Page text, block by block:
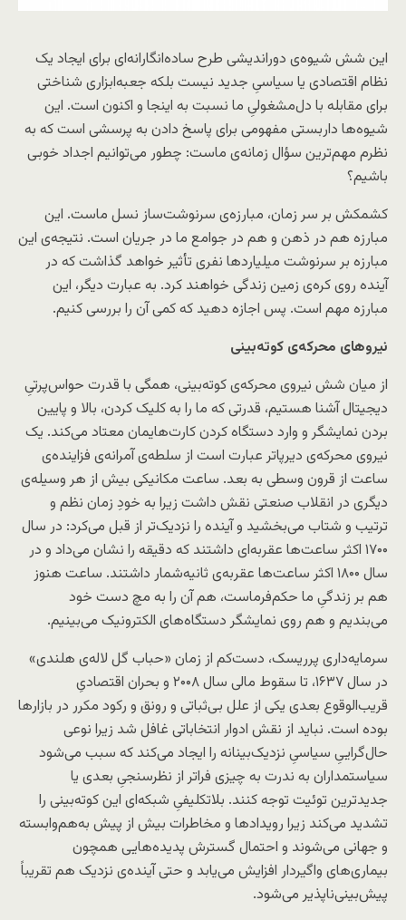
این شش شیوه‌ی دوراندیشی طرح ساده‌انگارانه‌ای برای ایجاد یک
نظام اقتصادی یا سیاسیِ جدید نیست بلکه جعبه‌ابزاری شناختی
برای مقابله با دل‌مشغولیِ ما نسبت به اینجا و اکنون‌ است. این
شیوه‌ها داربستی مفهومی برای پاسخ دادن به پرسشی است که به
نظرم مهم‌ترین سؤال زمانه‌ی ماست: چطور می‌توانیم اجداد خوبی
باشیم؟
کشمکش بر سر زمان، مبارزه‌ی سرنوشت‌ساز نسل ماست. این
مبارزه هم در ذهن و هم در جوامع ما در جریان است. نتیجه‌ی این
مبارزه بر سرنوشت میلیاردها نفری تأثیر خواهد گذاشت که در
آینده روی کره‌ی زمین زندگی خواهند کرد. به عبارت دیگر، این
مبارزه مهم است. پس اجازه دهید که کمی آن را بررسی کنیم.
نیروهای محرکه‌ی کوته‌بینی
از میان شش نیروی محرکه‌ی کوته‌بینی، همگی با قدرت حواس‌پرتیِ
دیجیتال آشنا هستیم، قدرتی که ما را به کلیک کردن، بالا و پایین
بردن نمایشگر و وارد دستگاه کردن کارت‌هایمان معتاد می‌کند. یک
نیروی محرکه‌ی دیرپاتر عبارت است از سلطه‌ی آمرانه‌ی فزاینده‌ی
ساعت از قرون وسطی به بعد. ساعت مکانیکی بیش از هر وسیله‌ی
دیگری در انقلاب صنعتی نقش داشت زیرا به خودِ زمان نظم و
ترتیب و شتاب می‌بخشید و آینده را نزدیک‌تر از قبل می‌کرد: در سال
۱۷۰۰ اکثر ساعت‌ها عقربه‌ای داشتند که دقیقه را نشان می‌داد و در
سال ۱۸۰۰ اکثر ساعت‌ها عقربه‌‌ی ثانیه‌شمار داشتند. ساعت هنوز
هم بر زندگیِ ما حکم‌فرماست، هم آن را به مچ دست خود
می‌بندیم و هم روی نمایشگر دستگاه‌های الکترونیک می‌بینیم.
سرمایه‌داری پرریسک، دست‌کم از زمان «حباب گل لاله‌ی هلندی»
در سال ۱۶۳۷، تا سقوط مالی سال ۲۰۰۸ و بحران اقتصادیِ
قریب‌الوقوع بعدی یکی از علل بی‌ثباتی و رونق و رکود مکرر در بازارها
بوده است. نباید از نقش ادوار انتخاباتی غافل شد زیرا نوعی
حال‌گراییِ سیاسیِ نزدیک‌بینانه را ایجاد می‌کند که سبب می‌شود
سیاستمداران به ندرت به چیزی فراتر از نظرسنجیِ بعدی یا
جدیدترین توئیت توجه کنند. بلاتکلیفیِ شبکه‌ای این کوته‌بینی را
تشدید می‌کند زیرا رویدادها و مخاطرات بیش از پیش به‌هم‌وابسته
و جهانی می‌شوند و احتمال گسترش پدیده‌هایی همچون
بیماری‌های واگیردار افزایش می‌یابد و حتی آینده‌ی نزدیک هم تقریباً
پیش‌بینی‌ناپذیر می‌شود.